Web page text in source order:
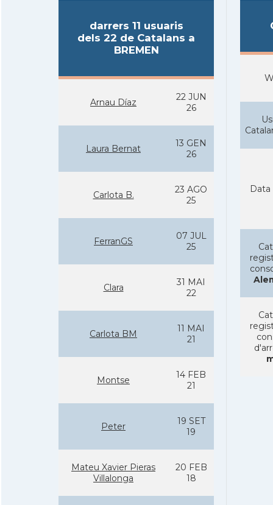
darrers 11 usuaris
dels 22 de Catalans a
BREMEN
Arnau Díaz
22 JUN
26
Laura Bernat
13 GEN
26
Carlota B.
23 AGO
25
FerranGS
07 JUL
25
Clara
31 MAI
22
Carlota BM
11 MAI
21
Montse
14 FEB
21
Peter
19 SET
19
Mateu Xavier Pieras
Villalonga
20 FEB
18
Data